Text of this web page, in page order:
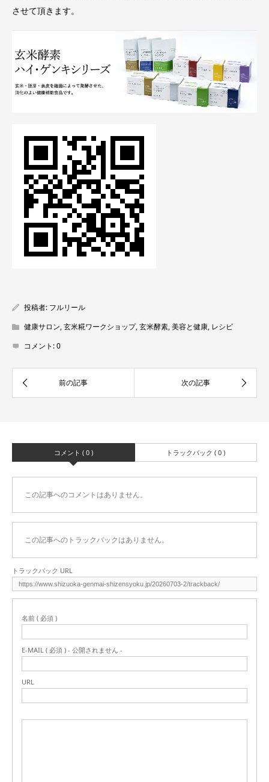
させて頂きます。
投稿者: フルリール
健康サロン,玄米糀ワークショップ,玄米酵素,美容と健康, レシピ
コメント:0
コメント ( 0 ) トラックバック ( 0 )
この記事へのコメントはありません。
この記事へのトラックバックはありません。
トラックバック URL
名前 ( 必須 )
E-MAIL ( 必須 ) - 公開されません -
URL